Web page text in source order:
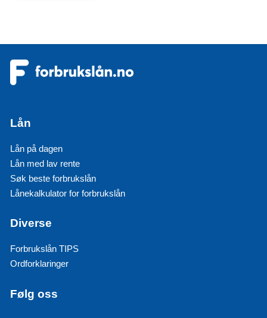
Lån
Lån på dagen
Lån med lav rente
Søk beste forbrukslån
Lånekalkulator for forbrukslån
Diverse
Forbrukslån TIPS
Ordforklaringer
Følg oss